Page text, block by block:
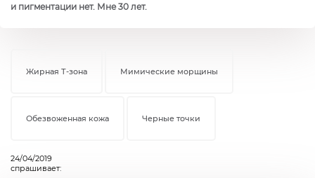
и пигментации нет. Мне 30 лет.
Жирная Т-зона Мимические морщины
Обезвоженная кожа Черные точки
24/04/2019
спрашивает: